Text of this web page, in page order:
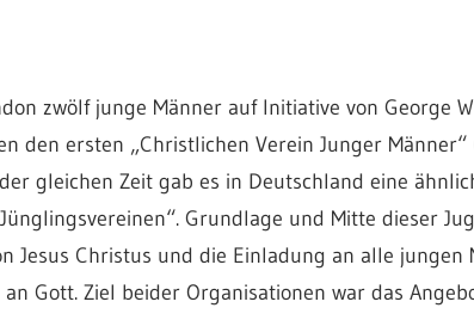
zwölf junge Männer auf Initiative von George
den ersten „Christlichen Verein Junger Männer“
gleichen Zeit gab es in Deutschland eine
Grundlage und Mitte dieser
Jesus Christus und die Einladung an alle jungen
Gott. Ziel beider Organisationen war das